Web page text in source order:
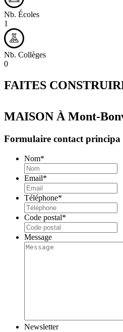
Nb. Écoles
1
Nb. Collèges
0
FAITES
MAISON À Mont-
Formulaire contact principa
Nom*
Email*
Téléphone*
Code postal*
Message
Newsletter